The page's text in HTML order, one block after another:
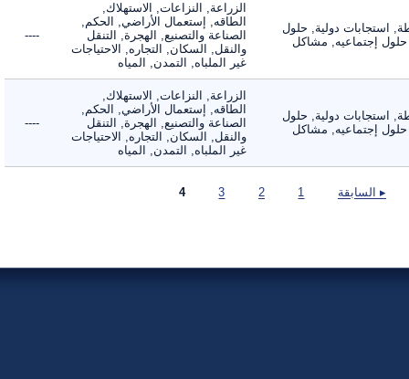
استجابات دولية, حلول
إجتماعيه, مشاكل
الزراعة, النزاعات, الاستهلاك,
الطاقه, إستعمال الأراضي, الحكم,
الصناعة والتصنيع, الهجرة, التنقل
والنقل, السكان, التجاره, الاحتياجات
غير الملباه, التمدن, المياه
----
استجابات دولية, حلول
إجتماعيه, مشاكل
الزراعة, النزاعات, الاستهلاك,
الطاقه, إستعمال الأراضي, الحكم,
الصناعة والتصنيع, الهجرة, التنقل
والنقل, السكان, التجاره, الاحتياجات
غير الملباه, التمدن, المياه
----
▸ السابقة